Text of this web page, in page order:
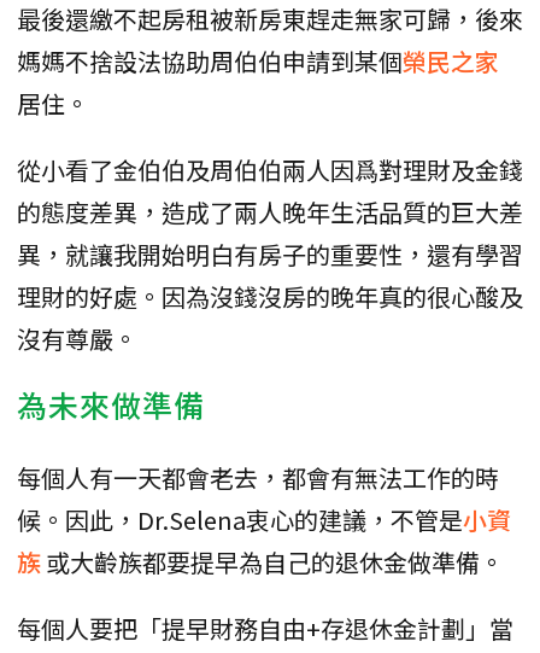
最後還繳不起房租被新房東趕走無家可歸，後來
媽媽不捨設法協助周伯伯申請到某個榮民之家
居住。
從小看了金伯伯及周伯伯兩人因爲對理財及金錢
的態度差異，造成了兩人晚年生活品質的巨大差
異，就讓我開始明白有房子的重要性，還有學習
理財的好處。因為沒錢沒房的晚年真的很心酸及
沒有尊嚴。
為未來做準備
每個人有一天都會老去，都會有無法工作的時
候。因此，Dr.Selena衷心的建議，不管是小資
族或大齡族都要提早為自己的退休金做準備。
每個人要把「提早財務自由+存退休金計劃」當